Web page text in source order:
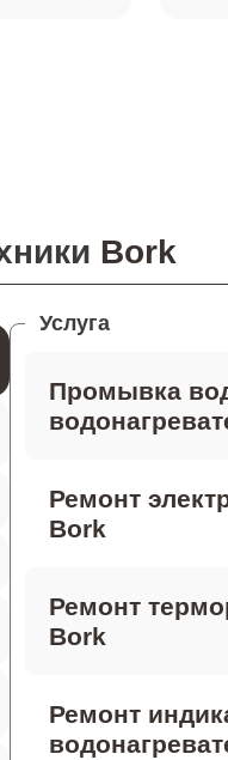
Bork
Услуга
Промывка
Ремонт
Bork
Ремонт
Bork
Ремонт